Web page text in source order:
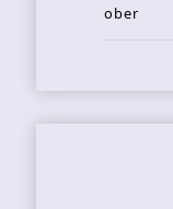
ober